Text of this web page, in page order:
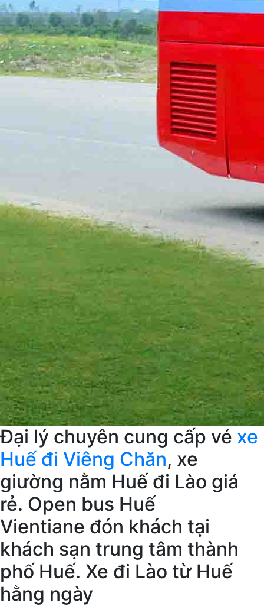
Đại lý chuyên cung cấp vé xe
Huế đi Viêng Chăn, xe
giường nằm Huế đi Lào giá
rẻ. Open bus Huế
Vientiane đón khách tại
khách sạn trung tâm thành
phố Huế. Xe đi Lào từ Huế
hằng ngày